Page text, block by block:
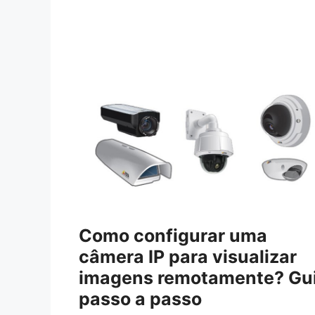
Como configurar uma
câmera IP para visualizar
imagens remotamente?
passo a passo